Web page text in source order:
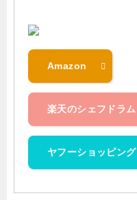
Amazon
楽天のシェフドラ
ヤフーショッピング